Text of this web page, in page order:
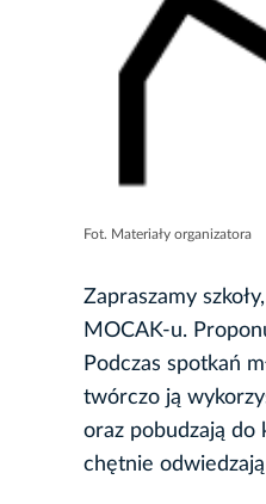
Fot. Materiały organizatora
Zapraszamy
MOCAK-u.
Podczas spotkań
twórczo ją
oraz pobudzają do
chętnie